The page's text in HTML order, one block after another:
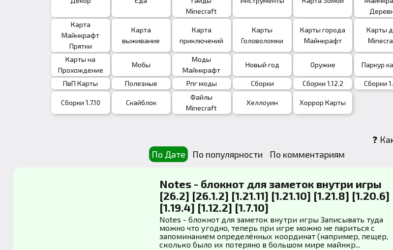
Minecraft
Карта
Майнкрафт
Прятки
Карта
выживание
Карта
приключений
Карты
Головоломки
Карты города
Майнкрафт
Карты
Карты на
Прохождение
Мобы
Моды
Майнкрафт
Новый год Оружие Паркур
ПвП Карты Полезные Рпг моды Сборки Сборки 1.12.2 Сборки
Сборки 1.7.10 Скайблок
Файлы
Minecraft
Хеллоуин Хоррор Карты
❓
По Дате
По популярности По комментариям
Notes - блокнот для заметок внутри игры
[26.2] [26.1.2] [1.21.11] [1.21.10] [1.21.8] [1.20.6]
[1.19.4] [1.12.2] [1.7.10]
Notes - блокнот для заметок внутри игры Записывать туда
можно что угодно, теперь при игре можно не париться с
запоминанием определённых координат (например, пещер,
сколько было их потеряно в большом мире майнкр...